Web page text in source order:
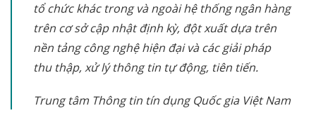
tổ chức khác trong và ngoài hệ thống ngân hàng
trên cơ sở cập nhật định kỳ, đột xuất dựa trên
nền tảng công nghệ hiện đại và các giải pháp
thu thập, xử lý thông tin tự động, tiên tiến.
Trung tâm Thông tin tín dụng Quốc gia Việt Nam